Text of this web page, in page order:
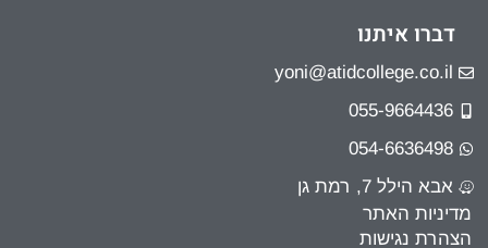
דברו איתנו
yoni@atidcollege.co.il
055-9664436
054-6636498
אבא הילל 7, רמת גן
מדיניות האתר
הצהרת נגישות